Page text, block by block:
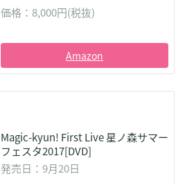
価格：8,000円(税抜)
Amazon
Magic-kyun! First Live 星ノ森サマー
フェスタ2017[DVD]
発売日：9月20日